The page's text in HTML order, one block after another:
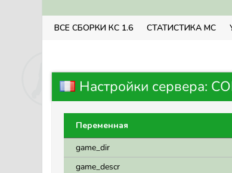
ВСЕ СБОРКИ КС 1.6 СТАТИСТИКА МС
Настройки сервера:
Переменная
game_dir
game_descr